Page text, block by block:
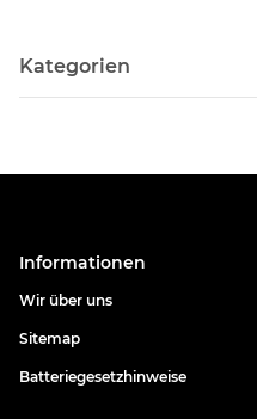
Kategorien
Informationen
Wir über uns
Sitemap
Batteriegesetzhinweise